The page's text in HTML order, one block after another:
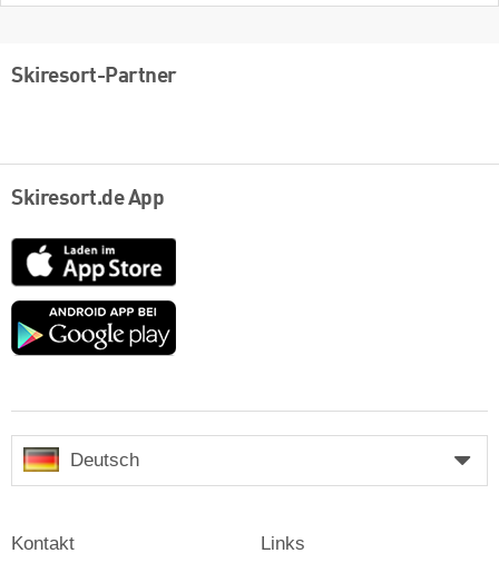
Skiresort-Partner
Skiresort.de App
App
Store
Google
Deutsch
Kontakt Links